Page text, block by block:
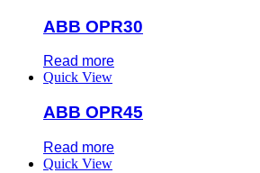
ABB OPR30
Read more
Quick View
ABB OPR45
Read more
Quick View